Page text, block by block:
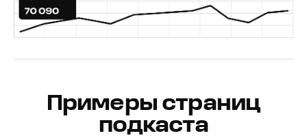
Примеры страниц
подкаста